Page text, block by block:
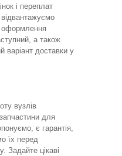
і переплат
а також
варіант доставки у
вузлів
для
є гарантія,
їх перед
Задайте цікаві